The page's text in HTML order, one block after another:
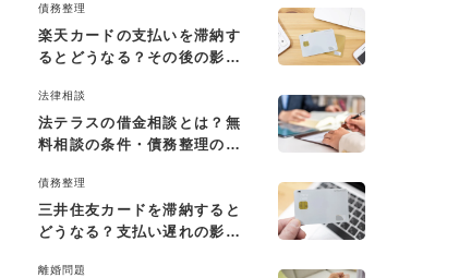
債務整理
楽天カードの支払いを滞納す
るとどうなる？その後の影響
法律相談
法テラスの借金相談とは？無
料相談の条件・債務整理の費
債務整理
三井住友カードを滞納すると
どうなる？支払い遅れの影響
離婚問題